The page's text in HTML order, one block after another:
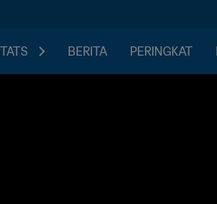
BERITA PERINGKAT